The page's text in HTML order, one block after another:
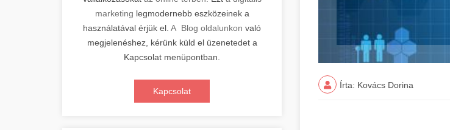
marketing legmodernebb eszközeinek a
használatával érjük el. A Blog oldalunkon való
megjelenéshez, kérünk küld el üzenetedet a
Kapcsolat menüpontban.
Kapcsolat
Írta: Kovács Dorina